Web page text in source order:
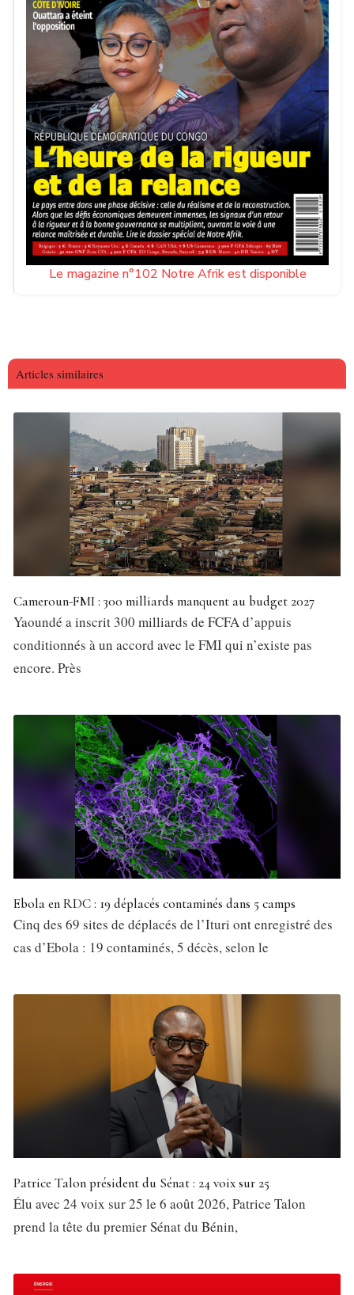
Le magazine n°102 Notre Afrik est disponible
Articles similaires
Cameroun-FMI : 300 milliards manquent au budget 2027
Yaoundé a inscrit 300 milliards de FCFA d’appuis
conditionnés à un accord avec le FMI qui n’existe pas
encore. Près
Ebola en RDC : 19 déplacés contaminés dans 5 camps
Cinq des 69 sites de déplacés de l’Ituri ont enregistré des
cas d’Ebola : 19 contaminés, 5 décès, selon le
Patrice Talon président du Sénat : 24 voix sur 25
Élu avec 24 voix sur 25 le 6 août 2026, Patrice Talon
prend la tête du premier Sénat du Bénin,